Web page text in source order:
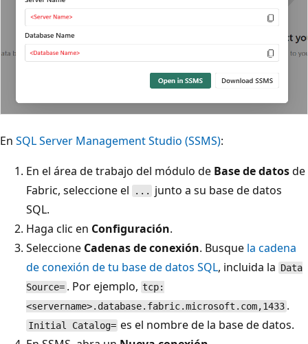
En SQL Server Management Studio (SSMS):
En el área de trabajo del módulo de Base de datosde
Fabric, seleccione el
...
junto a su base de datos
SQL.
Haga clic en Configuración.
Seleccione Cadenas de conexión. Busque la cadena
de conexión de tu base de datos SQL, incluida la Data
Source= . Por ejemplo, tcp:
<servername>.database.fabric.microsoft.com,1433 .
Initial Catalog= es el nombre de la base de datos.